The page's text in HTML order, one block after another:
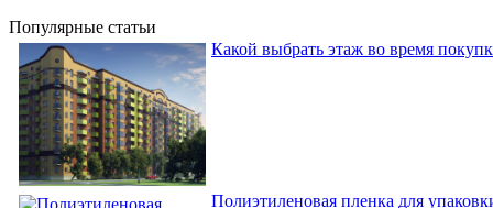
Популярные статьи
Какой выбрать этаж во время
Полиэтиленовая пленка для